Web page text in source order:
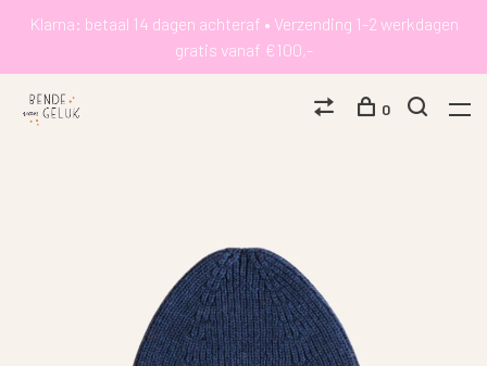
Klarna: betaal 14 dagen achteraf • Verzending 1-2 werkdagen
gratis vanaf €100,-
0